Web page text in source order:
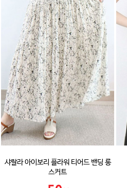
샤랄라 아이보리 플라워 티어드 밴딩 롱
스커트